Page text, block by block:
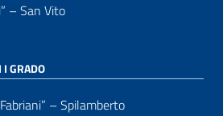
– San Vito
I GRADO
– Spilamberto